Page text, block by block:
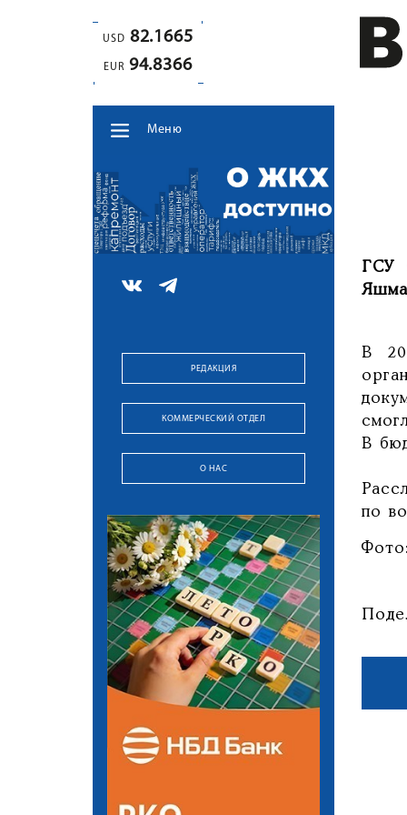
USD 82.1665
EUR 94.8366
Меню
РЕДАКЦИЯ
КОММЕРЧЕСКИЙ ОТДЕЛ
О НАС
ГСУ
В
В
по